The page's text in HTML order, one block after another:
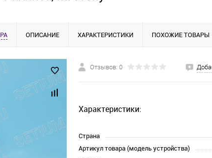
ОПИСАНИЕ ХАРАКТЕРИСТИКИ ПОХОЖИЕ ТОВАРЫ
Отзывов: 0
Характеристики:
Страна
Артикул товара (модель устройства)